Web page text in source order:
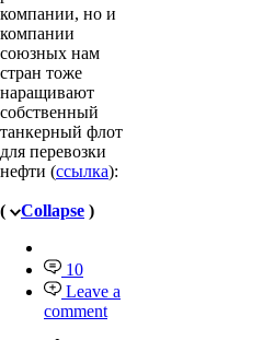
компании, но и
компании
союзных нам
стран тоже
наращивают
собственный
танкерный флот
для перевозки
нефти (ссылка):
( Collapse )
10
Leave a
comment